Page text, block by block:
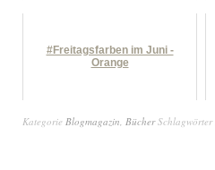
#Freitagsfarben im Juni -
Orange
Kategorie Blogmagazin Bücher Schlagwörter